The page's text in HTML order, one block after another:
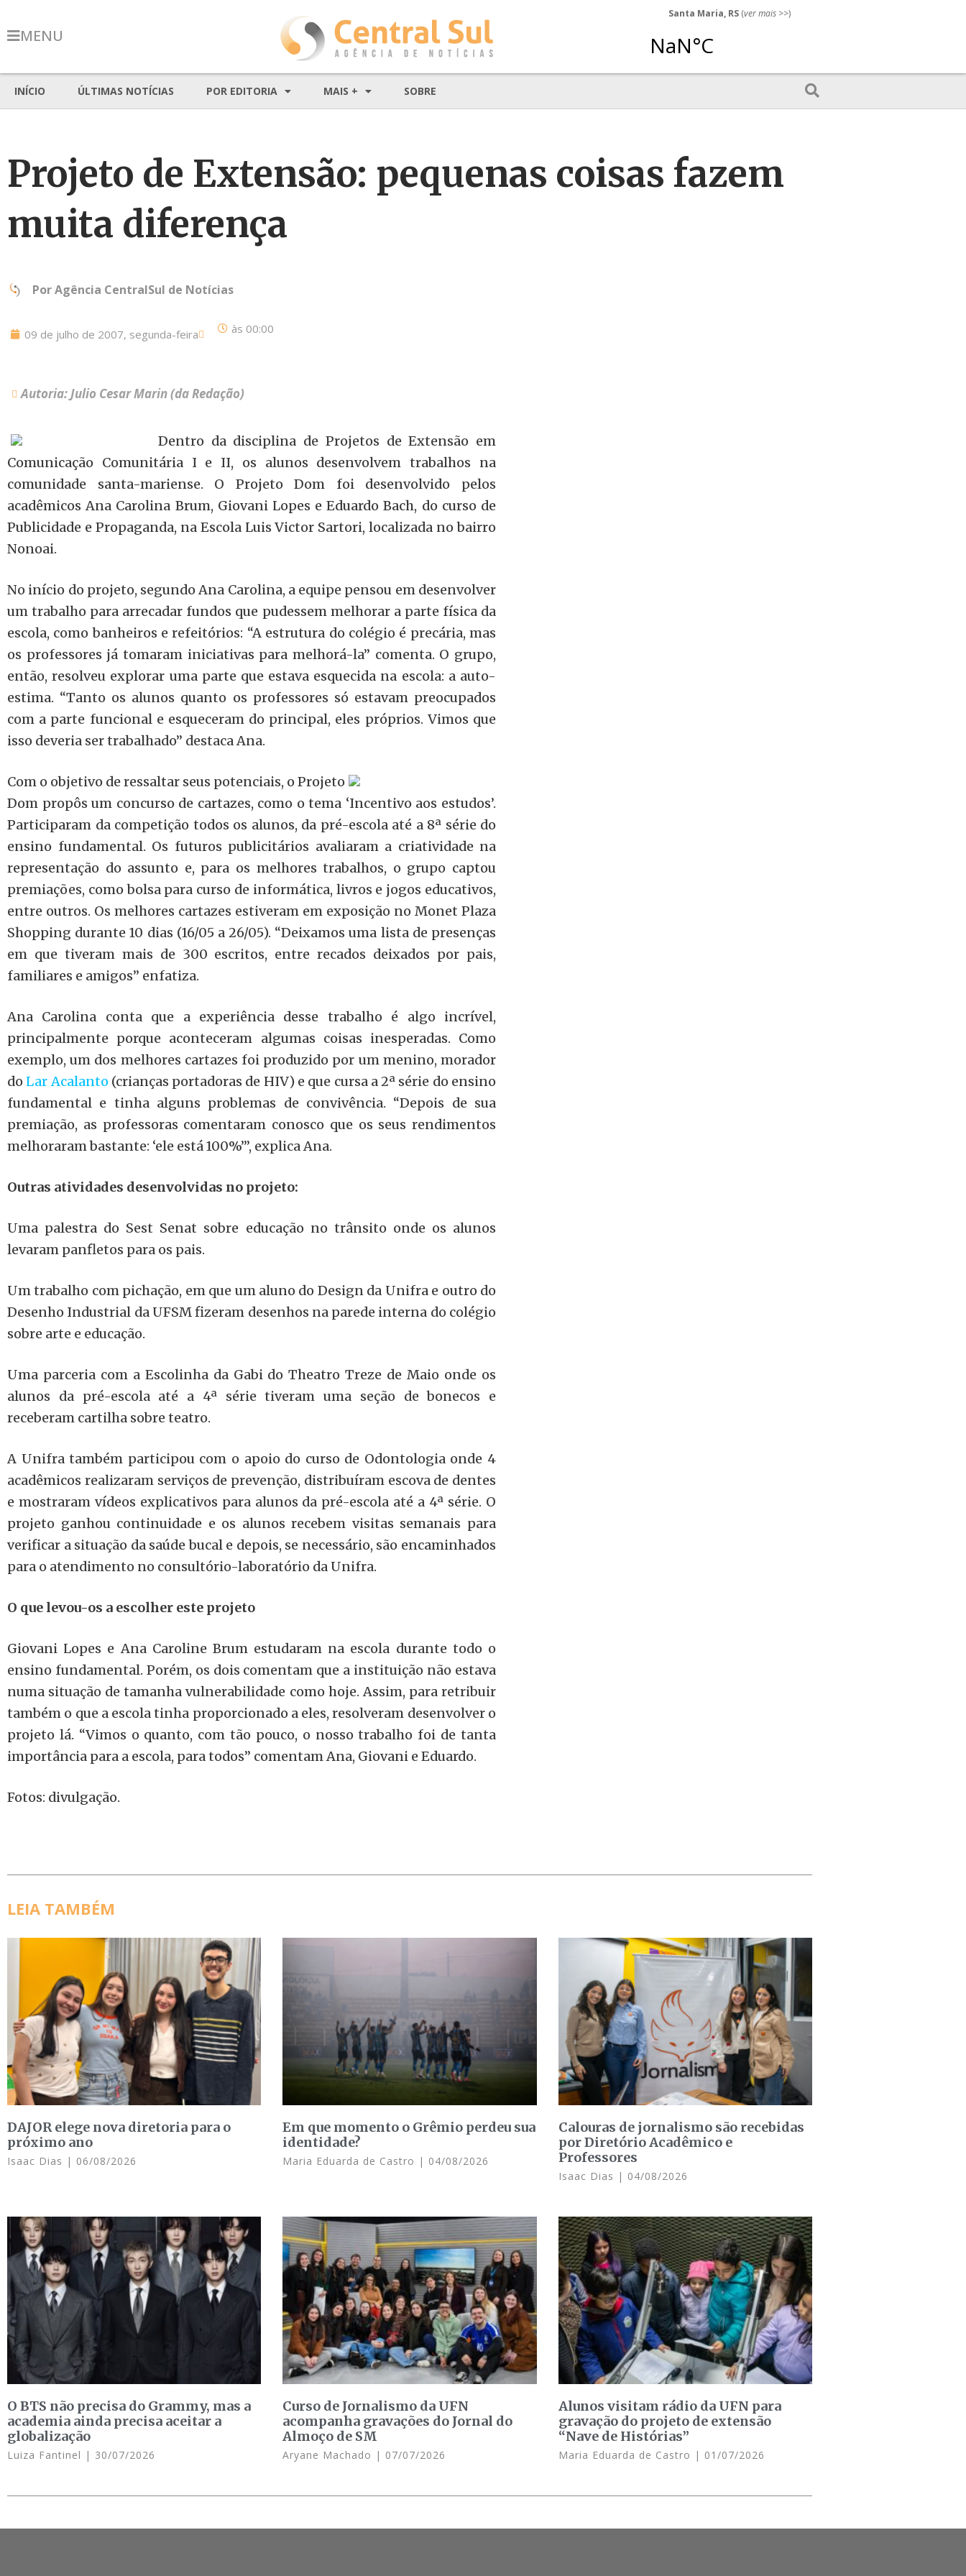
MENU
Santa Maria, RS (ver mais >>)
INÍCIO ÚLTIMAS NOTÍCIAS POR EDITORIA MAIS + SOBRE
Projeto de Extensão: pequenas coisas fazem
muita diferença
PorAgência CentralSul de Notícias
09 de julho de 2007, segunda-feira às 00:00
Autoria: Julio Cesar Marin (da Redação)
Dentro da disciplina de Projetos de Extensão em
Comunicação Comunitária I e II, os alunos desenvolvem trabalhos na
comunidade santa-mariense. O Projeto Dom foi desenvolvido pelos
acadêmicos Ana Carolina Brum, Giovani Lopes e Eduardo Bach, do curso de
Publicidade e Propaganda, na Escola Luis Victor Sartori, localizada no bairro
Nonoai.
No início do projeto, segundo Ana Carolina, a equipe pensou em desenvolver
um trabalho para arrecadar fundos que pudessem melhorar a parte física da
escola, como banheiros e refeitórios: “A estrutura do colégio é precária, mas
os professores já tomaram iniciativas para melhorá-la” comenta. O grupo,
então, resolveu explorar uma parte que estava esquecida na escola: a auto-
estima. “Tanto os alunos quanto os professores só estavam preocupados
com a parte funcional e esqueceram do principal, eles próprios. Vimos que
isso deveria ser trabalhado” destaca Ana.
Com o objetivo de ressaltar seus potenciais, o Projeto
Dom propôs um concurso de cartazes, como o tema ‘Incentivo aos estudos’.
Participaram da competição todos os alunos, da pré-escola até a 8ª série do
ensino fundamental. Os futuros publicitários avaliaram a criatividade na
representação do assunto e, para os melhores trabalhos, o grupo captou
premiações, como bolsa para curso de informática, livros e jogos educativos,
entre outros. Os melhores cartazes estiveram em exposição no Monet Plaza
Shopping durante 10 dias (16/05 a 26/05). “Deixamos uma lista de presenças
em que tiveram mais de 300 escritos, entre recados deixados por pais,
familiares e amigos” enfatiza.
Ana Carolina conta que a experiência desse trabalho é algo incrível,
principalmente porque aconteceram algumas coisas inesperadas. Como
exemplo, um dos melhores cartazes foi produzido por um menino, morador
do Lar Acalanto(crianças portadoras de HIV) e que cursa a 2ª série do ensino
fundamental e tinha alguns problemas de convivência. “Depois de sua
premiação, as professoras comentaram conosco que os seus rendimentos
melhoraram bastante: ‘ele está 100%’”, explica Ana.
Outras atividades desenvolvidas no projeto:
Uma palestra do Sest Senat sobre educação no trânsito onde os alunos
levaram panfletos para os pais.
Um trabalho com pichação, em que um aluno do Design da Unifra e outro do
Desenho Industrial da UFSM fizeram desenhos na parede interna do colégio
sobre arte e educação.
Uma parceria com a Escolinha da Gabi do Theatro Treze de Maio onde os
alunos da pré-escola até a 4ª série tiveram uma seção de bonecos e
receberam cartilha sobre teatro.
A Unifra também participou com o apoio do curso de Odontologia onde 4
acadêmicos realizaram serviços de prevenção, distribuíram escova de dentes
e mostraram vídeos explicativos para alunos da pré-escola até a 4ª série. O
projeto ganhou continuidade e os alunos recebem visitas semanais para
verificar a situação da saúde bucal e depois, se necessário, são encaminhados
para o atendimento no consultório-laboratório da Unifra.
O que levou-os a escolher este projeto
Giovani Lopes e Ana Caroline Brum estudaram na escola durante todo o
ensino fundamental. Porém, os dois comentam que a instituição não estava
numa situação de tamanha vulnerabilidade como hoje. Assim, para retribuir
também o que a escola tinha proporcionado a eles, resolveram desenvolver o
projeto lá. “Vimos o quanto, com tão pouco, o nosso trabalho foi de tanta
importância para a escola, para todos” comentam Ana, Giovani e Eduardo.
Fotos: divulgação.
LEIA TAMBÉM
DAJOR elege nova diretoria para o
próximo ano
Isaac Dias 06/08/2026
Em que momento o Grêmio perdeu sua
identidade?
Maria Eduarda de Castro 04/08/2026
Calouras de jornalismo são recebidas
por Diretório Acadêmico e
Professores
Isaac Dias 04/08/2026
O BTS não precisa do Grammy, mas a
academia ainda precisa aceitar a
globalização
Luiza Fantinel 30/07/2026
Curso de Jornalismo da UFN
acompanha gravações do Jornal do
Almoço de SM
Aryane Machado 07/07/2026
Alunos visitam rádio da UFN para
gravação do projeto de extensão
“Nave de Histórias”
Maria Eduarda de Castro 01/07/2026